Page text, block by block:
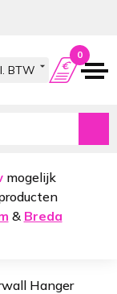
0
mogelijk
& Breda
Hanger